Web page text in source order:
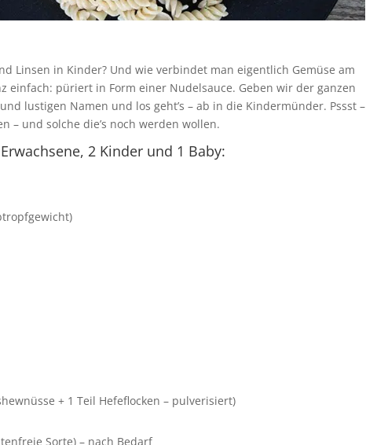
Linsen in Kinder? Und wie verbindet man eigentlich Gemüse am
einfach: püriert in Form einer Nudelsauce. Geben wir der ganzen
lustigen Namen und los geht’s – ab in die Kindermünder. Pssst –
– und solche die’s noch werden wollen.
2 Kinder und 1 Baby:
+ 1 Teil Hefeflocken – pulverisiert)
Sorte) – nach Bedarf